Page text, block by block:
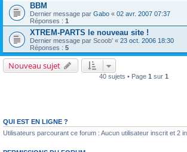
BBM
Dernier message par Gabo « 02 avr. 2007 07:37
Réponses : 1
XTREM-PARTS le nouveau site !
Dernier message par Scoob' « 23 oct. 2006 18:30
Réponses : 5
Nouveau sujet
40 sujets • Page 1 sur 1
QUI EST EN LIGNE ?
Utilisateurs parcourant ce forum : Aucun utilisateur inscrit et 2